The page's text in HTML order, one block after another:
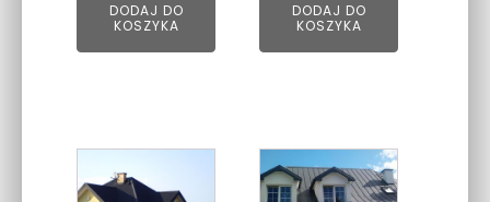
DODAJ DO
KOSZYKA
DODAJ DO
KOSZYKA